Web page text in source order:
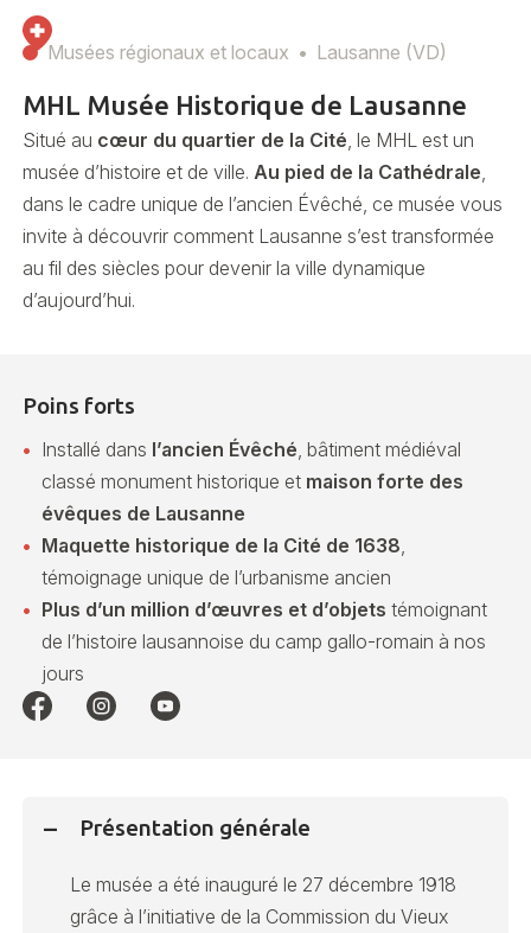
Musées régionaux et locaux Lausanne (VD)
MHL Musée Historique de Lausanne
Situé au cœur du quartier de la Cité, le MHL est un
musée d’histoire et de ville.Au pied de la Cathédrale,
dans le cadre unique de l’ancien Évêché, ce musée vous
invite à découvrir comment Lausanne s’est transformée
au fil des siècles pour devenir la ville dynamique
d’aujourd’hui.
Poins forts
Installé dans l’ancien Évêché , bâtiment médiéval
classé monument historique et maison forte des
évêques de Lausanne
Maquette historique de la Cité de 1638
témoignage unique de l’urbanisme ancien
Plus d’un million d’œuvres et d’objets témoignant
de l’histoire lausannoise du camp gallo-romain à nos
jours
Présentation générale
Le musée a été inauguré le 27 décembre 1918
grâce à l’initiative de la Commission du Vieux